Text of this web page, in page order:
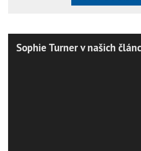
Sophie Turner v našich